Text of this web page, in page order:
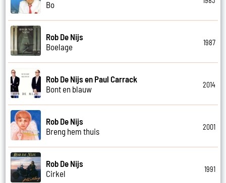
Bo
Rob De Nijs
Boelage
1987
Rob De Nijs en Paul Carrack
Bont en blauw
2014
Rob De Nijs
Breng hem thuis
2001
Rob De Nijs
Cirkel
1991